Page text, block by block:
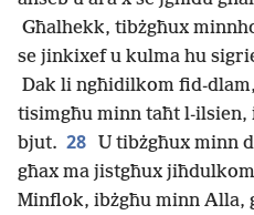
Għalhekk, tibżgħux
se jinkixef u kulma hu
Dak li ngħidilkom fid-
tisimgħu minn taħt l-
bjut. 28
U tibżgħux minn
għax ma jistgħux
Minflok, ibżgħu minn Alla,